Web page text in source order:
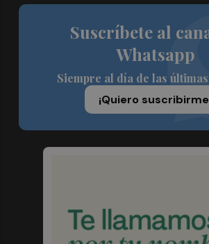
Suscríbete al
Whatsapp
Siempre al día de las
¡Quiero